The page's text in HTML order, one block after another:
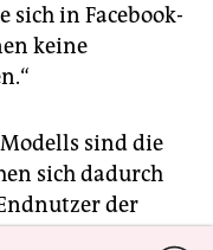
sich in Facebook-
keine
sind die
sich dadurch
der